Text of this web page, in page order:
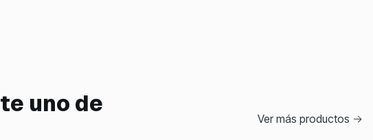
uno de
Ver más productos